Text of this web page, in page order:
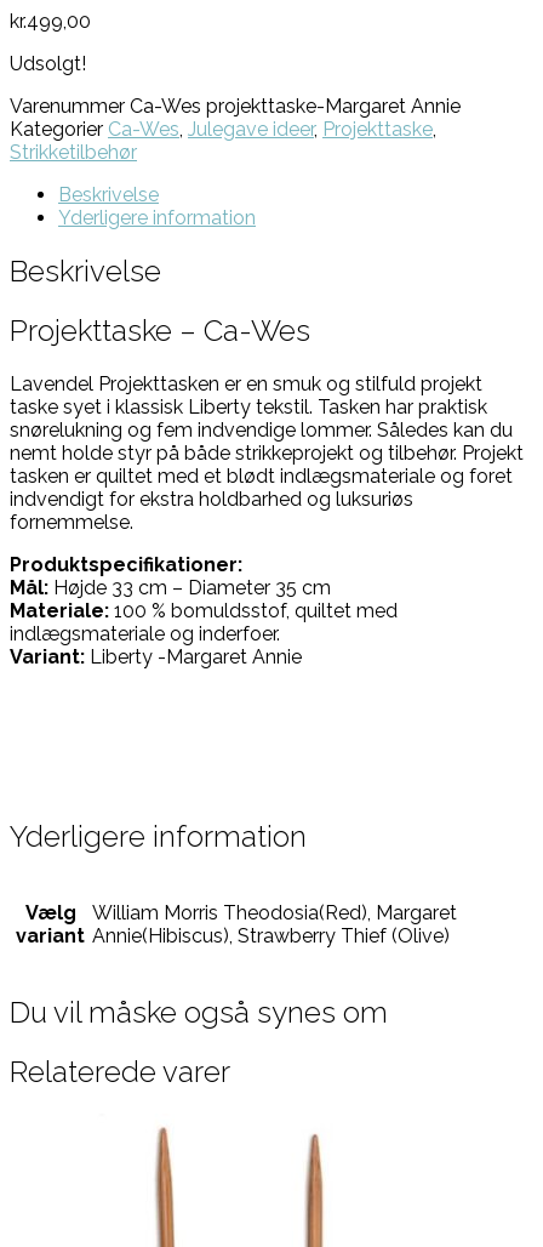
kr.499,00
Udsolgt!
Varenummer Ca-Wes projekttaske-Margaret Annie
Kategorier Ca-Wes, Julegave ideer, Projekttaske,
Strikketilbehør
Beskrivelse
Yderligere information
Beskrivelse
Projekttaske – Ca-Wes
Lavendel Projekttasken er en smuk og stilfuld projekt
taske syet i klassisk Liberty tekstil. Tasken har praktisk
snørelukning og fem indvendige lommer. Således kan du
nemt holde styr på både strikkeprojekt og tilbehør. Projekt
tasken er quiltet med et blødt indlægsmateriale og foret
indvendigt for ekstra holdbarhed og luksuriøs
fornemmelse.
Produktspecifikationer:
Mål: Højde 33 cm – Diameter 35 cm
Materiale: 100 % bomuldsstof, quiltet med
indlægsmateriale og inderfoer.
Variant: Liberty -Margaret Annie
Yderligere information
Vælg
variant
William Morris Theodosia(Red), Margaret
Annie(Hibiscus), Strawberry Thief (Olive)
Du vil måske også synes om
Relaterede varer